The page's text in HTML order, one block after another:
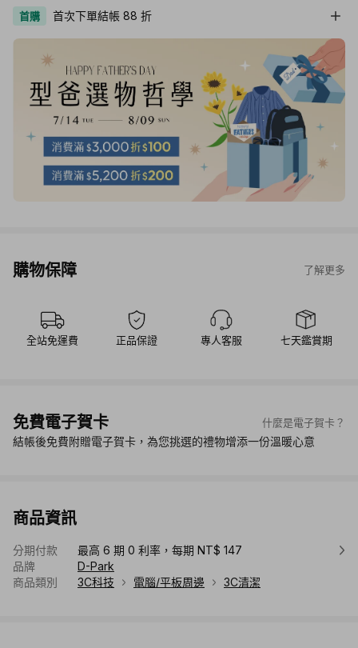
首購 首次下單結帳 88 折
購物保障 了解更多
全站免運費 正品保證 專人客服 七天鑑賞期
免費電子賀卡 什麼是電子賀卡？
結帳後免費附贈電子賀卡，為您挑選的禮物增添一份溫暖心意
商品資訊
分期付款
最高 6 期 0 利率，每期 NT$ 147
品牌
D-Park
商品類別
3C科技 電腦/平板周邊 3C清潔